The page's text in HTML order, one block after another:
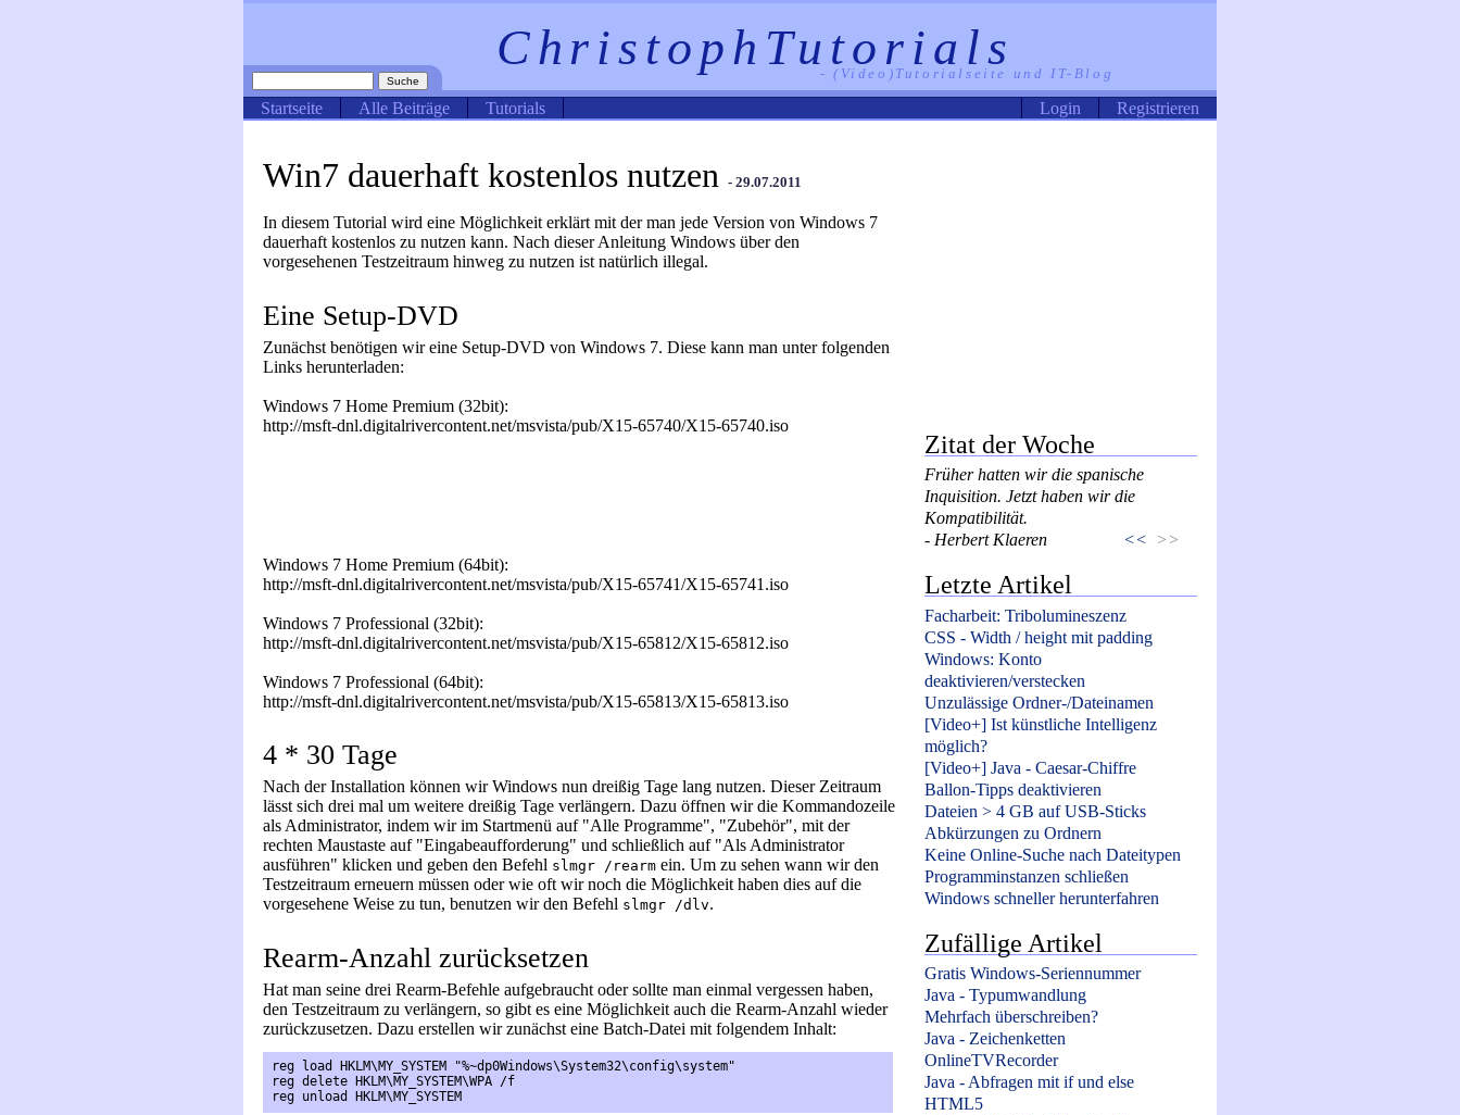
ChristophTutorials
- (Video)Tutorialseite und IT-Blog
Login Registrieren
Startseite Alle Beiträge Tutorials
Zitat der Woche
Früher hatten wir die spanische
Inquisition. Jetzt haben wir die
Kompatibilität.
- Herbert Klaeren
<< >>
Letzte Artikel
Facharbeit: Tribolumineszenz
CSS - Width / height mit padding
Windows: Konto
deaktivieren/verstecken
Unzulässige Ordner-/Dateinamen
[Video+] Ist künstliche Intelligenz
möglich?
[Video+] Java - Caesar-Chiffre
Ballon-Tipps deaktivieren
Dateien > 4 GB auf USB-Sticks
Abkürzungen zu Ordnern
Keine Online-Suche nach Dateitypen
Programminstanzen schließen
Windows schneller herunterfahren
Zufällige Artikel
Gratis Windows-Seriennummer
Java - Typumwandlung
Mehrfach überschreiben?
Java - Zeichenketten
OnlineTVRecorder
Java - Abfragen mit if und else
HTML5
Win7 dauerhaft kostenlos nutzen - 29.07.2011
In diesem Tutorial wird eine Möglichkeit erklärt mit der man jede Version von Windows 7
dauerhaft kostenlos zu nutzen kann. Nach dieser Anleitung Windows über den
vorgesehenen Testzeitraum hinweg zu nutzen ist natürlich illegal.
Eine Setup-DVD
Zunächst benötigen wir eine Setup-DVD von Windows 7. Diese kann man unter folgenden
Links herunterladen:
Windows 7 Home Premium (32bit):
http://msft-dnl.digitalrivercontent.net/msvista/pub/X15-65740/X15-65740.iso
Windows 7 Home Premium (64bit):
http://msft-dnl.digitalrivercontent.net/msvista/pub/X15-65741/X15-65741.iso
Windows 7 Professional (32bit):
http://msft-dnl.digitalrivercontent.net/msvista/pub/X15-65812/X15-65812.iso
Windows 7 Professional (64bit):
http://msft-dnl.digitalrivercontent.net/msvista/pub/X15-65813/X15-65813.iso
4 * 30 Tage
Nach der Installation können wir Windows nun dreißig Tage lang nutzen. Dieser Zeitraum
lässt sich drei mal um weitere dreißig Tage verlängern. Dazu öffnen wir die Kommandozeile
als Administrator, indem wir im Startmenü auf "Alle Programme", "Zubehör", mit der
rechten Maustaste auf "Eingabeaufforderung" und schließlich auf "Als Administrator
ausführen" klicken und geben den Befehl slmgr /rearmein. Um zu sehen wann wir den
Testzeitraum erneuern müssen oder wie oft wir noch die Möglichkeit haben dies auf die
vorgesehene Weise zu tun, benutzen wir den Befehl slmgr /dlv.
Rearm-Anzahl zurücksetzen
Hat man seine drei Rearm-Befehle aufgebraucht oder sollte man einmal vergessen haben,
den Testzeitraum zu verlängern, so gibt es eine Möglichkeit auch die Rearm-Anzahl wieder
zurückzusetzen. Dazu erstellen wir zunächst eine Batch-Datei mit folgendem Inhalt:
reg load HKLM\MY_SYSTEM "%~dp0Windows\System32\config\system"
reg delete HKLM\MY_SYSTEM\WPA /f
reg unload HKLM\MY_SYSTEM